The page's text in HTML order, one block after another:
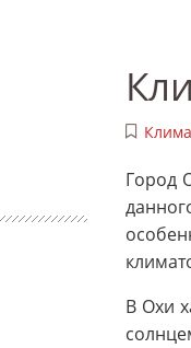
Город
В Охи